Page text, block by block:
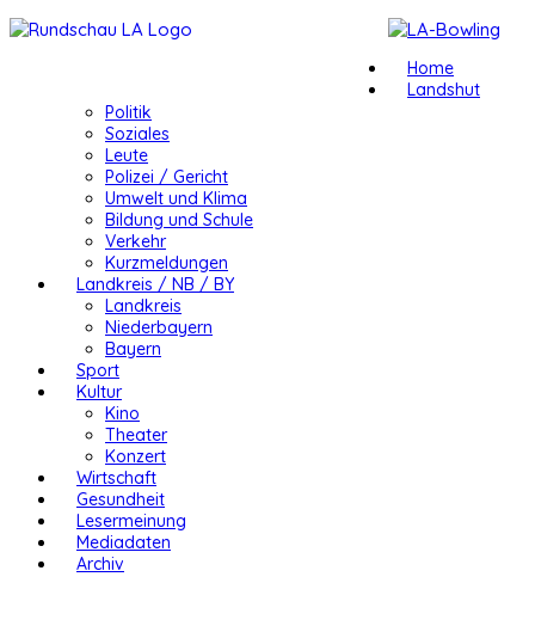
Home
Landshut
Politik
Soziales
Leute
Polizei / Gericht
Umwelt und Klima
Bildung und Schule
Verkehr
Kurzmeldungen
Landkreis / NB / BY
Landkreis
Niederbayern
Bayern
Sport
Kultur
Kino
Theater
Konzert
Wirtschaft
Gesundheit
Lesermeinung
Mediadaten
Archiv